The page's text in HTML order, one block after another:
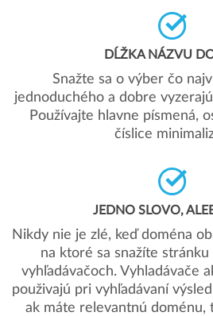
DĹŽKA NÁZVU
Snažte sa o výber čo
jednoduchého a dobre
Používajte hlavne písmená,
číslice
JEDNO SLOVO,
Nikdy nie je zlé, keď doména
na ktoré sa snažíte
vyhľadávačoch. Vyhladávače
použivajú pri vyhľadávaní
ak máte relevantnú doménu,